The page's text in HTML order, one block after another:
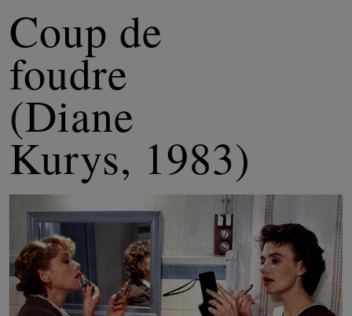
Coup de
foudre
(Diane
Kurys, 1983)